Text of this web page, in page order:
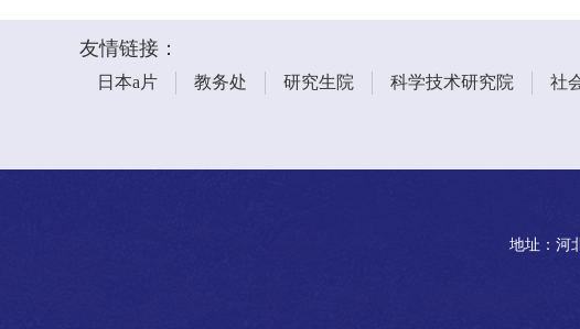
友情链接：
日本a片 教务处 研究生院 科学技术研究院 社
地址：河